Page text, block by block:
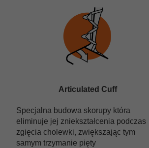
Articulated Cuff
Specjalna budowa skorupy która
eliminuje jej zniekształcenia podczas
zgięcia cholewki, zwiększając tym
samym trzymanie pięty